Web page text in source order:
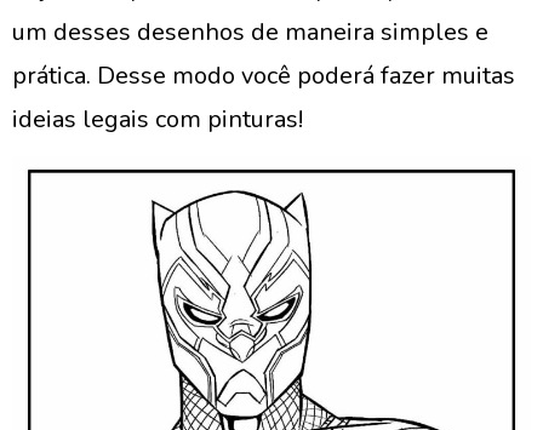
um desses desenhos de maneira simples e
prática. Desse modo você poderá fazer muitas
ideias legais com pinturas!